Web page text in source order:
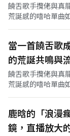
饒舌歌手攬佬與真
荒誕感的嘻哈單曲
當一首饒舌歌
的荒誕共鳴與
饒舌歌手攬佬與真
荒誕感的嘻哈單曲
鹿晗的「浪漫
鏡，直播放大